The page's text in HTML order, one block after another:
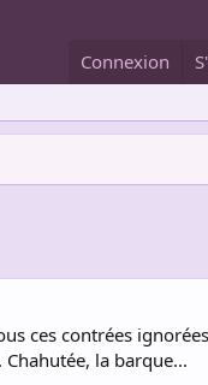
Connexion
ces contrées
la barque...